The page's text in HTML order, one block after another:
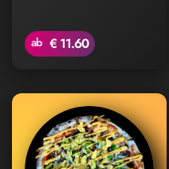
ab € 11.60